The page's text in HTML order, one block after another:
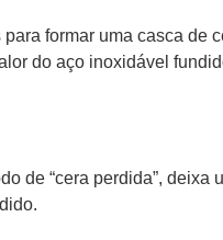
formar uma casca de
do aço inoxidável
de “cera perdida”, deixa